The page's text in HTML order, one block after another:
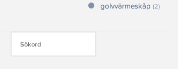
golvvärmeskåp (2)